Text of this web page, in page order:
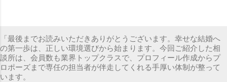
「最後までお読みいただきありがとうございます。幸せな結婚へ
の第一歩は、正しい環境選びから始まります。今回ご紹介した相
談所は、会員数も業界トップクラスで、プロフィール作成からプ
ロポーズまで専任の担当者が伴走してくれる手厚い体制が整って
います。